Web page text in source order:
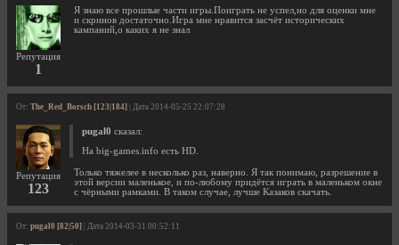
Репутация
1
Я знаю все прошлые части игры.Поиграть не успел,но для оценки мне
и скринов достаточно.Игра мне нравится засчёт исторических
кампаний,о каких я не знал
От: The_Red_Borsch [123|184] | Дата 2014-05-25 22:07:28
Репутация
123
pugal0 сказал:
На big-games.info есть HD.
Только тяжелее в несколько раз, наверно. Я так понимаю, разрешение в
этой версии маленькое, и по-любому придётся играть в маленьком окне
с чёрными рамками. В таком случае, лучше Казаков скачать.
От: pugal0 [82|50] | Дата 2014-03-31 00:52:11